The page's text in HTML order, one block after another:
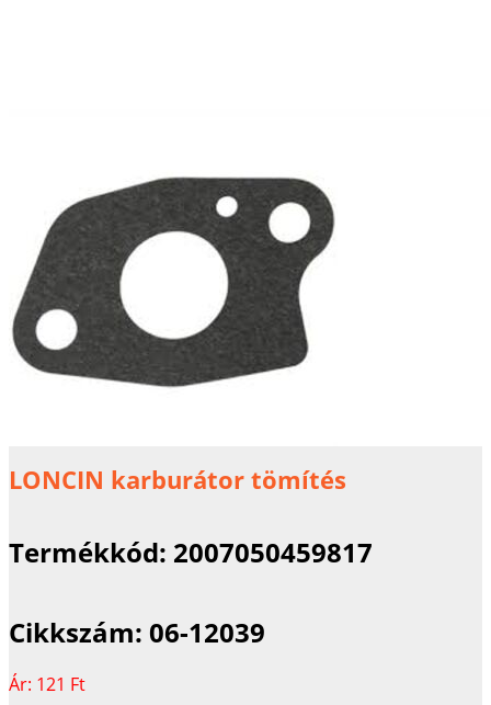
LONCIN karburátor tömítés
Termékkód: 2007050459817
Cikkszám: 06-12039
Ár: 121 Ft